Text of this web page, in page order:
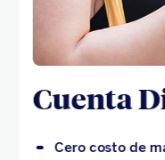
Cuenta
Cero costo de